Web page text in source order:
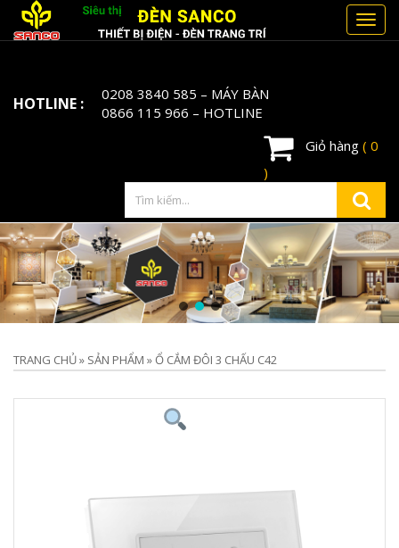
HOTLINE : 0208 3840 585 – MÁY BÀN
0866 115 966 – HOTLINE
Giỏ hàng ( 0
)
TRANG CHỦ» SẢN PHẨM »Ổ CẮM ĐÔI 3 CHẤU C42